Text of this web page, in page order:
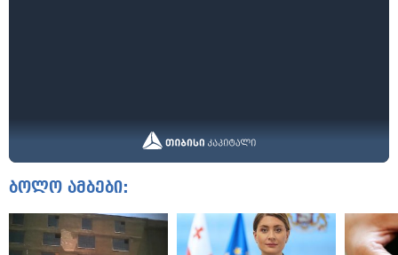
ბოლო ამბები: